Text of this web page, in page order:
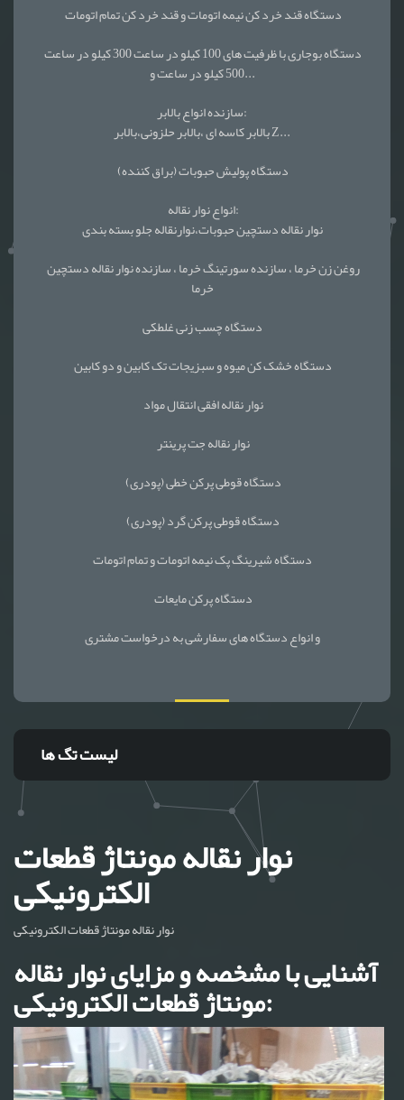
دستگاه قند خرد کن نیمه اتومات و قند خرد کن تمام اتومات
500 کیلو در ساعت و...
سازنده انواع بالابر:
بالابر کاسه ای ،بالابر حلزونی،بالابر Z...
دستگاه پولیش حبوبات (براق کننده)
انواع نوار نقاله:
نوار نقاله دستچین حبوبات،نوارنقاله جلو بسته بندی
خرما
دستگاه چسب زنی غلطکی
دستگاه خشک کن میوه و سبزیجات تک کابین و دو کابین
نوار نقاله افقی انتقال مواد
نوار نقاله جت پرینتر
دستگاه قوطی پرکن خطی (پودری)
دستگاه قوطی پرکن گرد (پودری)
دستگاه شیرینگ پک نیمه اتومات و تمام اتومات
دستگاه پرکن مایعات
و انواع دستگاه های سفارشی به درخواست مشتری
لیست تگ ها
نوار نقاله مونتاژ قطعات
الکترونیکی
نوار نقاله مونتاژ قطعات الکترونیکی
آشنایی با مشخصه و مزایای نوار نقاله
مونتاژ قطعات الکترونیکی: